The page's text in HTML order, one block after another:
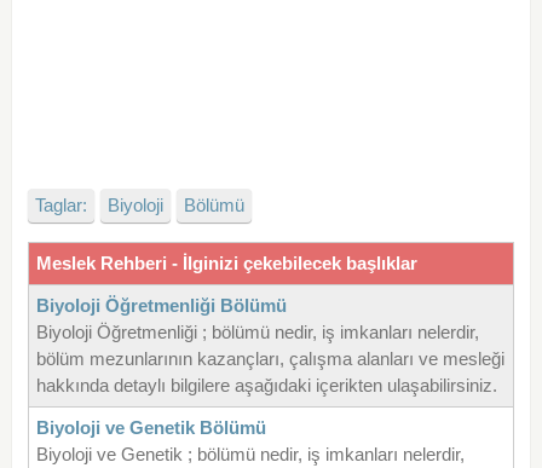
Taglar: Biyoloji Bölümü
Meslek Rehberi - İlginizi çekebilecek başlıklar
Biyoloji Öğretmenliği Bölümü
Biyoloji Öğretmenliği ; bölümü nedir, iş imkanları nelerdir,
bölüm mezunlarının kazançları, çalışma alanları ve mesleği
hakkında detaylı bilgilere aşağıdaki içerikten ulaşabilirsiniz.
Biyoloji ve Genetik Bölümü
Biyoloji ve Genetik ; bölümü nedir, iş imkanları nelerdir,